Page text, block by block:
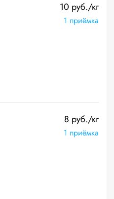
10 руб./кг
1 приёмка
8 руб./кг
1 приёмка